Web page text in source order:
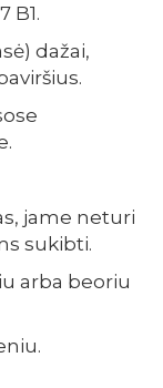
B1.
dažai,
jame neturi
sukibti.
arba beoriu